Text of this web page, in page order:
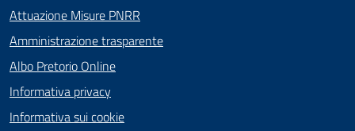
Attuazione Misure PNRR
Amministrazione trasparente
Albo Pretorio Online
Informativa privacy
Informativa sui cookie